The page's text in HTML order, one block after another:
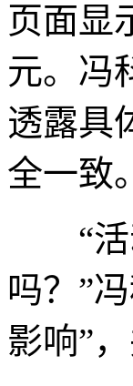
页面显
元。冯
透露具
全一致。
“活动
吗？”
影响”